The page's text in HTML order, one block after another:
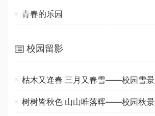
青春的乐园
校园留影
枯木又逢春 三月又春雪——校园雪景
树树皆秋色 山山唯落晖——校园秋景